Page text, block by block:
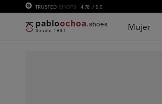
TRUSTED SHOPS 4.78 / 5.0
Mujer